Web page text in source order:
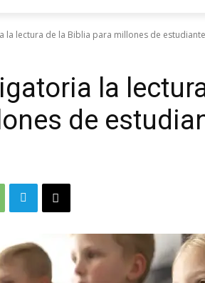
la lectura de la Biblia para millones de
la
de